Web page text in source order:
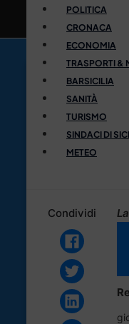
POLITICA
CRONACA
ECONOMIA
TRASPORTI &
BARSICILIA
SANITÀ
TURISMO
SINDACI DI
METEO
Condividi